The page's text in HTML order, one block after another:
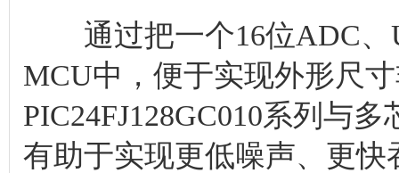
通过把一个16位ADC、
MCU中，便于实现外形尺
PIC24FJ128GC010系列与
有助于实现更低噪声、更